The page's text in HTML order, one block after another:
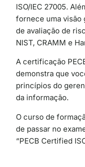
ISO/IEC 27005.
fornece uma visão
de avaliação de
NIST, CRAMM e
A certificação
demonstra que
princípios do
da informação.
O curso de
de passar no
“PECB Certified